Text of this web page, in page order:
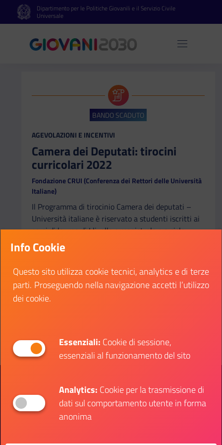
Vai al contenuto principale
Vai al footerDipartimento per le Politiche Giovanili e il Servizio Civile
Universale
Apri
BANDO SCADUTO
CATEGORIA:
AGEVOLAZIONI E INCENTIVI
Camera dei Deputati: tirocini
curricolari 2022
Fondazione CRUI (Conferenza dei Rettori delle Università
Italiane)
Il Programma di tirocinio Camera dei deputati –
Università italiane è riservato a studenti iscritti ai
corsi di laurea di I livello o magistrale e a ciclo
unico particolarmente meritevoli, allo scopo di
affinarne il processo di apprendimento e di
formazione.
Data inizio:
04 novembre 2021
Data fine:
Dipartimento per le Politiche Giovanili e il
Servizio Civile Universale
Info Cookie
Questo sito utilizza cookie tecnici, analytics e di terze
parti. Proseguendo nella navigazione accetti l’utilizzo
dei cookie.
Essenziali: Cookie di sessione,
essenziali al funzionamento del sito
Analytics: Cookie per la trasmissione di
dati sul comportamento utente in forma
anonima